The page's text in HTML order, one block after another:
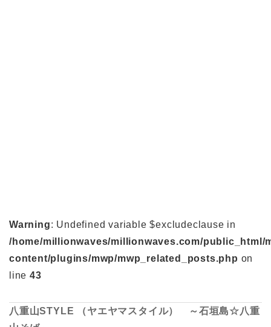
Warning: Undefined variable $excludeclause in
/home/millionwaves/millionwaves.com/public_html/
content/plugins/mwp/mwp_related_posts.php on
line 43
八重山STYLE （ヤエヤマスタイル） ～石垣島☆八重